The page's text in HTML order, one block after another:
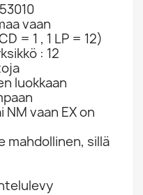
vaan
= 1 , 1 LP = 12)
: 12
luokkaan
NM vaan EX on
mahdollinen, sillä